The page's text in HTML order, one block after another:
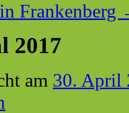
Frankenberg
2017
am 30. April